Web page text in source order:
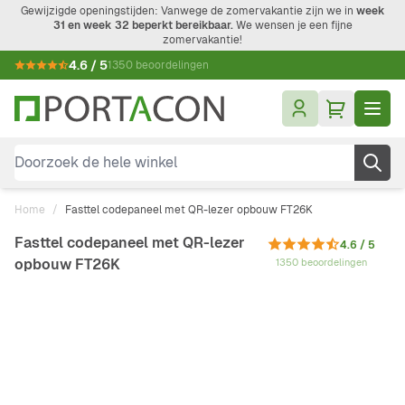
Ga naar de inhoud
Gewijzigde openingstijden: Vanwege de zomervakantie zijn we in week
31 en week 32 beperkt bereikbaar.We wensen je een fijne
zomervakantie!
4.6 / 51350 beoordelingen
Doorzoek de hele winkel
Home / Fasttel codepaneel met QR-lezer opbouw FT26K
Fasttel codepaneel met QR-lezer
opbouw FT26K
4.6 / 5
1350 beoordelingen